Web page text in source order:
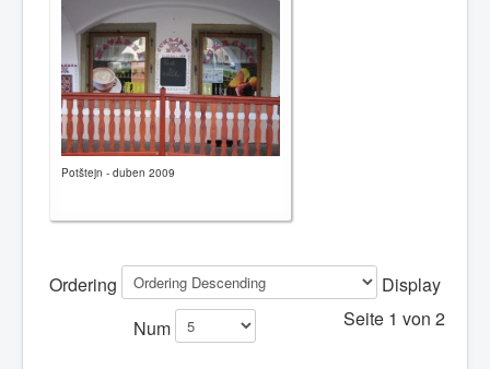
Potštejn - duben 2009
Ordering
Display
Num
Seite 1 von 2